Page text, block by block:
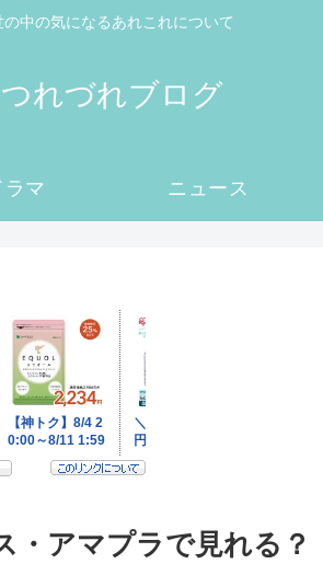
の中の気になるあれこれについて
つれづれブログ
ラマ ニュース
アマプラで見れる？